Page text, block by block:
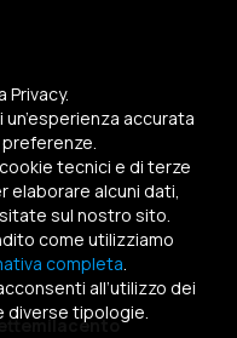
Privacy.
accurata
tecnici e di terze
elaborare alcuni dati,
sul nostro sito.
come utilizziamo
completa.
all’utilizzo dei
diverse tipologie.